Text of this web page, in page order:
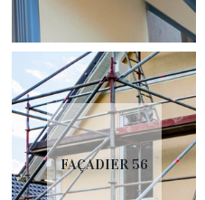
FAÇADIER 56